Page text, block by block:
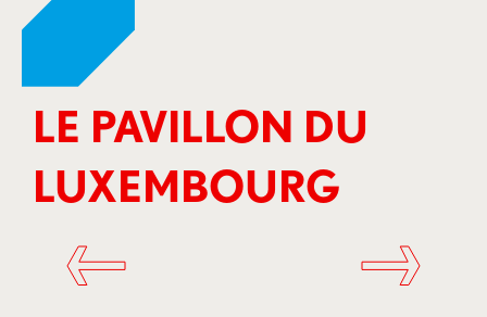
LE PAVILLON DU
LUXEMBOURG